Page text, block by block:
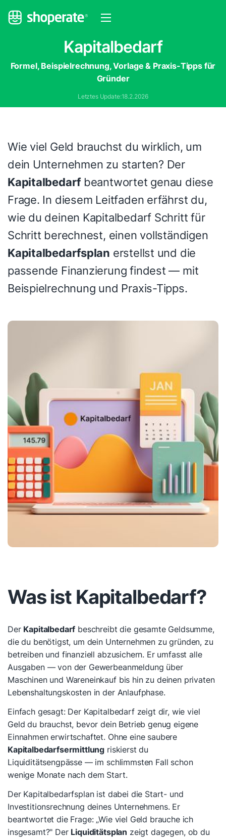
Kapitalbedarf
Formel, Beispielrechnung, Vorlage & Praxis-Tipps für
Gründer
Letztes Update:18.2.2026
Wie viel Geld brauchst du wirklich, um
dein Unternehmen zu starten? Der
Kapitalbedarfbeantwortet genau diese
Frage. In diesem Leitfaden erfährst du,
wie du deinen Kapitalbedarf Schritt für
Schritt berechnest, einen vollständigen
Kapitalbedarfsplan erstellst und die
passende Finanzierung findest — mit
Beispielrechnung und Praxis-Tipps.
Was ist Kapitalbedarf?
Der Kapitalbedarf beschreibt die gesamte Geldsumme,
die du benötigst, um dein Unternehmen zu gründen, zu
betreiben und finanziell abzusichern. Er umfasst alle
Ausgaben — von der Gewerbeanmeldung über
Maschinen und Wareneinkauf bis hin zu deinen privaten
Lebenshaltungskosten in der Anlaufphase.
Einfach gesagt: Der Kapitalbedarf zeigt dir, wie viel
Geld du brauchst, bevor dein Betrieb genug eigene
Einnahmen erwirtschaftet. Ohne eine saubere
Kapitalbedarfsermittlung riskierst du
Liquiditätsengpässe — im schlimmsten Fall schon
wenige Monate nach dem Start.
Der Kapitalbedarfsplan ist dabei die Start- und
Investitionsrechnung deines Unternehmens. Er
beantwortet die Frage: „Wie viel Geld brauche ich
insgesamt?" Der Liquiditätsplan zeigt dagegen, ob du